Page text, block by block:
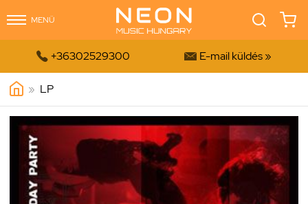
MENÜ
 +36302529300  E-mail küldés »
» LP